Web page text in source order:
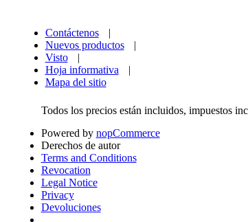
Contáctenos
|
Nuevos productos
|
Visto
|
Hoja informativa
|
Mapa del sitio
Todos los precios están incluidos, impuestos
Powered by nopCommerce
Derechos de autor
Terms and Conditions
Revocation
Legal Notice
Privacy
Devoluciones